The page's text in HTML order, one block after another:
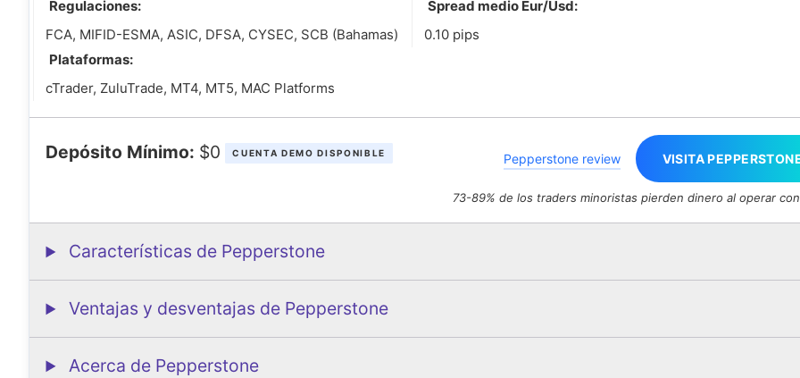
Regulaciones:
FCA, MIFID-ESMA, ASIC, DFSA, CYSEC, SCB (Bahamas)
Spread medio Eur/Usd:
0.10 pips
Plataformas:
cTrader, ZuluTrade, MT4, MT5, MAC Platforms
Depósito Mínimo: $0 CUENTA DEMO DISPONIBLE Pepperstone review VISITA
73-89% de los traders minoristas pierden dinero al operar con
Características de Pepperstone
Ventajas y desventajas de Pepperstone
Acerca de Pepperstone